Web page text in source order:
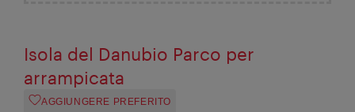
Isola del Danubio Parco per
arrampicata
AGGIUNGERE PREFERITO